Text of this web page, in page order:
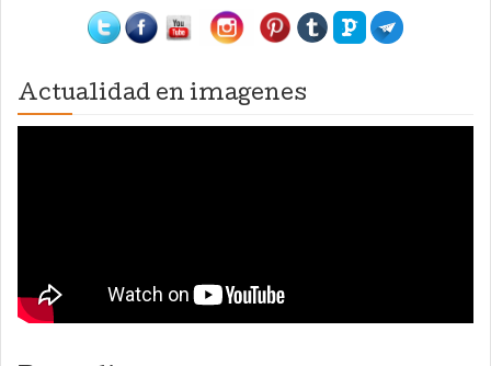
Actualidad en imagenes